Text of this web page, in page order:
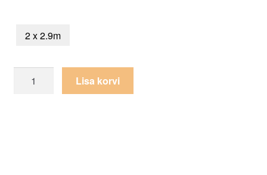
2 x 2.9m
Phantom
Lisa korvi